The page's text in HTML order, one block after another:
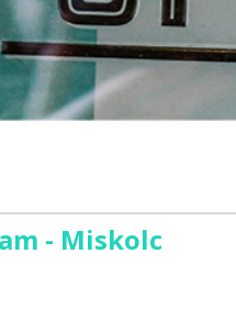
- Miskolc